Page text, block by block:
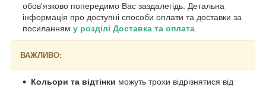
обов'язково попередимо Вас заздалегідь. Детальна
інформація про доступні способи оплати та доставки за
посиланням у розділі Доставка та оплата
ВАЖЛИВО:
Кольори та відтінки можуть трохи відрізнятися від